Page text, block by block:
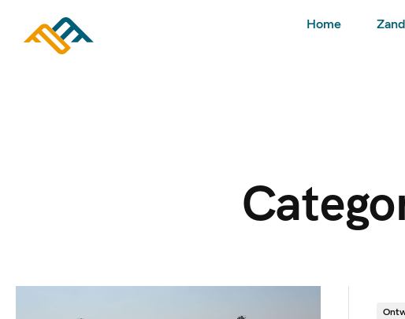
Home Zand